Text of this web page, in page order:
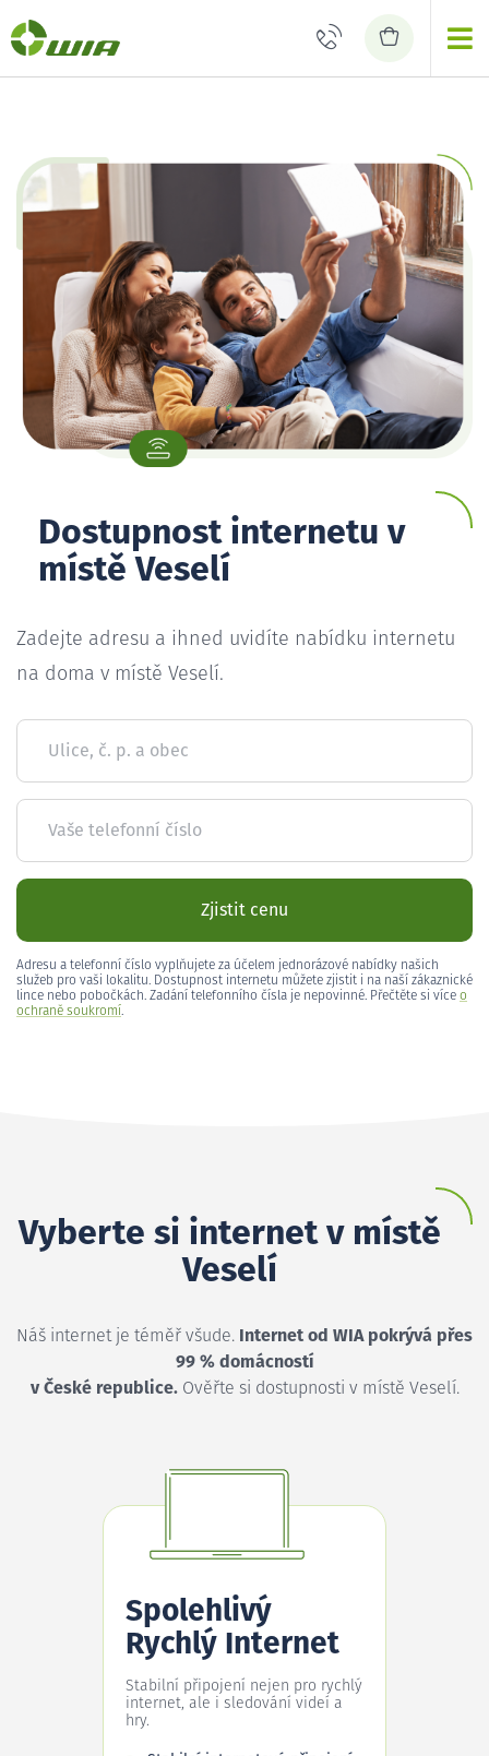
Dostupnost internetu v
místě Veselí
Zadejte adresu a ihned uvidíte nabídku internetu
na doma v místě Veselí.
Ulice, č. p. a obec
Vaše telefonní číslo
Zjistit cenu
Adresu a telefonní číslo vyplňujete za účelem jednorázové nabídky našich
služeb pro vaši lokalitu. Dostupnost internetu můžete zjistit i na naší zákaznické
lince nebo pobočkách. Zadání telefonního čísla je nepovinné. Přečtěte si více o
ochraně soukromí.
Vyberte si internet v místě
Veselí
Náš internet je téměř všude. Internet od WIA pokrývá přes
99 % domácností
v České republice.Ověřte si dostupnosti v místě Veselí.
Spolehlivý
Rychlý Internet
Stabilní připojení nejen pro rychlý
internet, ale i sledování videí a
hry.